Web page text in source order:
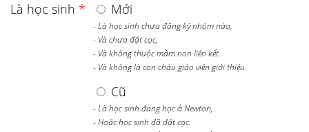
Là học sinh * Mới
- Là học sinh chưa đăng ký nhóm nào,
- Và chưa đặt cọc,
- Và không thuộc mầm non liên kết.
- Và không là con cháu giáo viên giới thiệu.
Cũ
- Là học sinh đang học ở Newton,
- Hoặc học sinh đã đặt cọc.